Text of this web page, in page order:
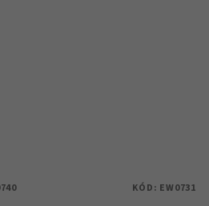
KÓD: EW0731